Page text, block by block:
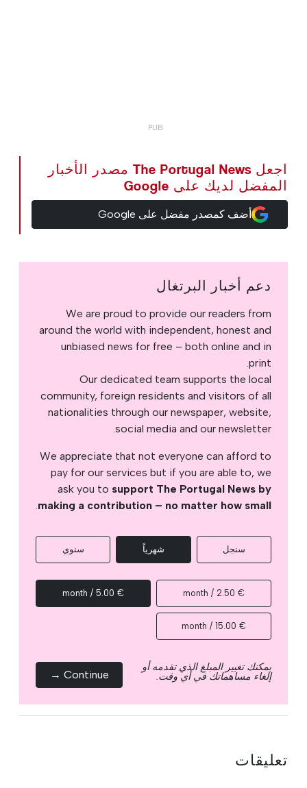
اجعل The Portugal News مصدر الأخبار
المفضل لديك على Google
أضف كمصدر مفضل على Google
دعم أخبار البرتغال
We are proud to provide our readers from
around the world with independent, honest and
unbiased news for free – both online and in
print.
Our dedicated team supports the local
community, foreign residents and visitors of all
nationalities through our newspaper, website,
social media and our newsletter.
We appreciate that not everyone can afford to
pay for our services but if you are able to, we
ask you to support The Portugal News by
making a contribution – no matter how small
.
سنجل شهرياً سنوي
€ 2.50 / month
€ 5.00 / month
€ 15.00 / month
يمكنك تغيير المبلغ الذي تقدمه أو
إلغاء مساهماتك في أي وقت. Continue →
تعليقات